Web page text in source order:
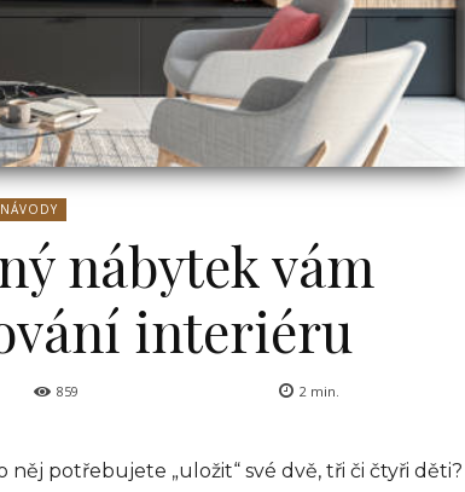
nábytek vám
interiéru
859 2min.
potřebujete „uložit“ své dvě, tři či čtyři děti?